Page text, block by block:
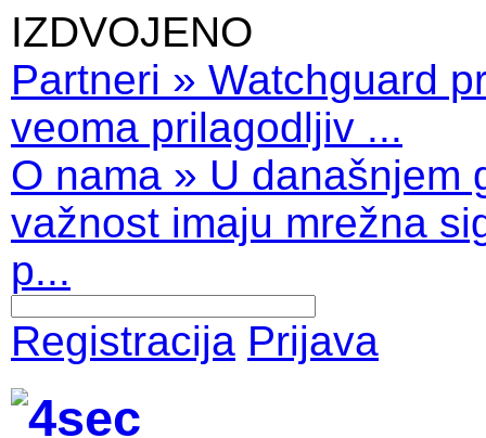
IZDVOJENO
Partneri » Watchguard
veoma prilagodljiv ...
O nama » U današnjem
važnost imaju mrežna
p...
Registracija Prijava